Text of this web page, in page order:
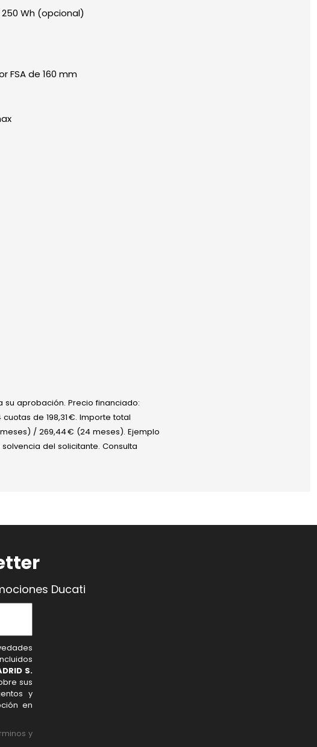
Wh (opcional)
FSA de 160 mm
su aprobación. Precio financiado:
cuotas de 198,31 €. Importe total
/ 269,44 € (24 meses). Ejemplo
del solicitante. Consulta
Ducati
S.
sus
y
en
y